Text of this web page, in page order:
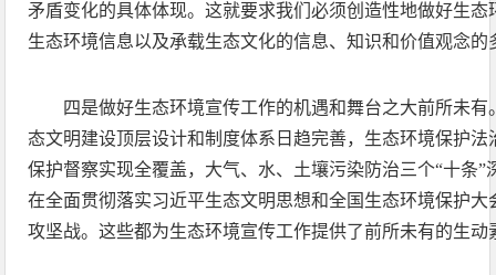
矛盾变化的具体体现。这就要求我们必须创造性地做好生
生态环境信息以及承载生态文化的信息、知识和价值观念
四是做好生态环境宣传工作的机遇和舞台之大前所未
态文明建设顶层设计和制度体系日趋完善，生态环境保护
保护督察实现全覆盖，大气、水、土壤污染防治三个“十条”
在全面贯彻落实习近平生态文明思想和全国生态环境保护
攻坚战。这些都为生态环境宣传工作提供了前所未有的生动